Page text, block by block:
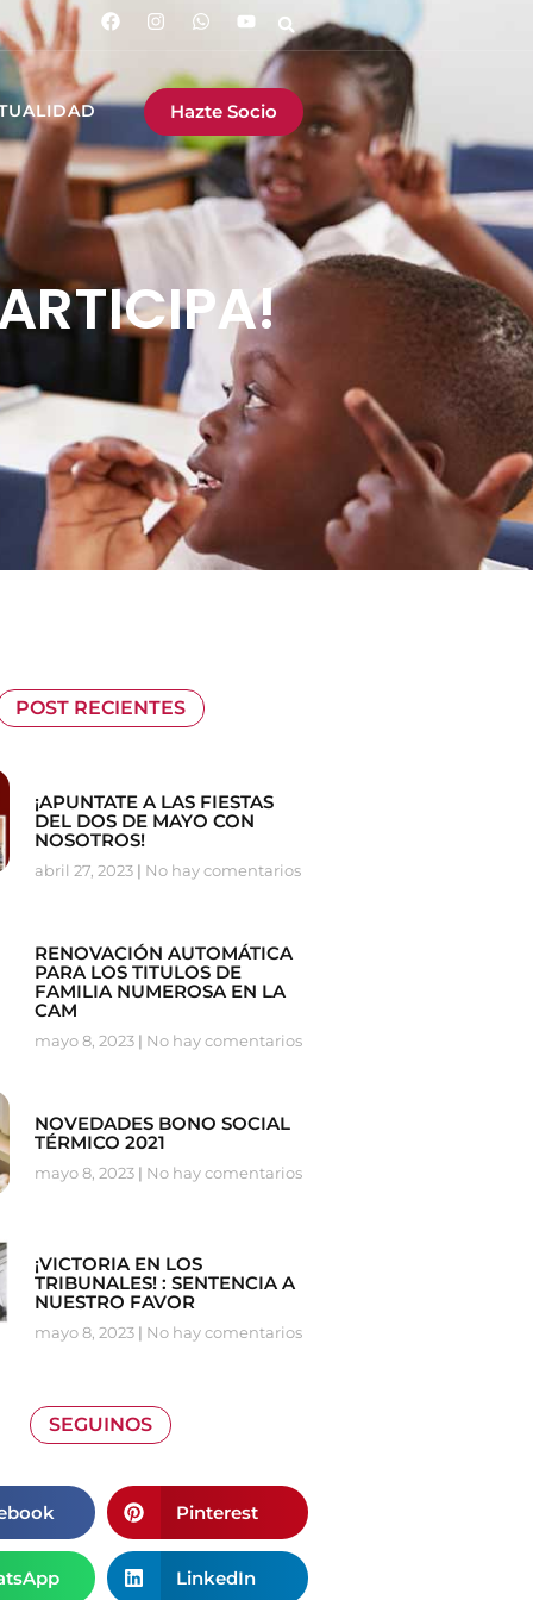
Hazte Socio
POST RECIENTES
¡APUNTATE A LAS FIESTAS
DEL DOS DE MAYO CON
NOSOTROS!
abril 27, 2023 No hay comentarios
RENOVACIÓN AUTOMÁTICA
PARA LOS TITULOS DE
FAMILIA NUMEROSA EN LA
CAM
mayo 8, 2023 No hay comentarios
NOVEDADES BONO SOCIAL
TÉRMICO 2021
mayo 8, 2023 No hay comentarios
¡VICTORIA EN LOS
TRIBUNALES! : SENTENCIA A
NUESTRO FAVOR
mayo 8, 2023 No hay comentarios
SEGUINOS
Pinterest
LinkedIn